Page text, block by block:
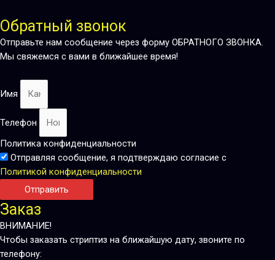
Обратный звонок
Отправьте нам сообщение через форму ОБРАТНОГО ЗВОНКА.
Мы свяжемся с вами в ближайшее время!
Имя
Телефон
Политика конфиденциальности
Отправляя сообщение, я подтверждаю согласие с
Политикой конфиденциальности
Отправить
Заказ
ВНИМАНИЕ!
Чтобы заказать стриптиз на ближайшую дату, звоните по
телефону: